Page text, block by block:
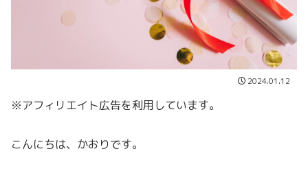
2024.01.12
※アフィリエイト広告を利用しています。
こんにちは、かおりです。